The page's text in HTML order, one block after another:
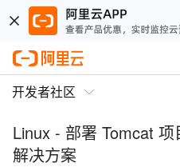
开发者社区
Linux - 部署 Tomcat
解决方案